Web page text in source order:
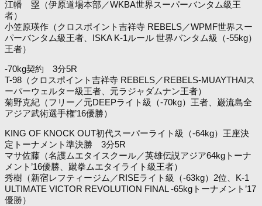
江幡 塁（伊原道場本部／WKBA世界スーパーバンタム級王
者）
小笠原瑛作（クロスポイント吉祥寺 REBELS／WPMF世界スー
パーバンタム級王者、ISKA K-1ルール 世界バンタム級（-55kg）
王者）
-70kg契約 3分5R
T-98（クロスポイント吉祥寺 REBELS／REBELS-MUAYTHAIス
ーパーウェルター級王者、元ラジャダムナン王者）
菊野克紀（フリー／元DEEPライト級（-70kg）王者、巌流島全
アジア武術選手権’16優勝）
KING OF KNOCK OUT初代スーパーライト級（-64kg）王座決
定トーナメント準決勝 3分5R
マサ佐藤（名護ムエタイスクール／英雄伝説アジア64kgトーナ
メント’16優勝、蹴拳ムエタイライト級王者）
秀樹（新宿レフティージム／RISEライト級（-63kg）2位、K-1
ULTIMATE VICTOR REVOLUTION FINAL -65kgトーナメント’17
優勝）